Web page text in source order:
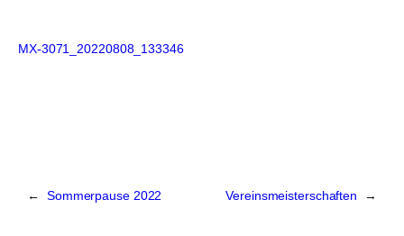
MX-3071_20220808_133346
← Sommerpause 2022 Vereinsmeisterschaften →